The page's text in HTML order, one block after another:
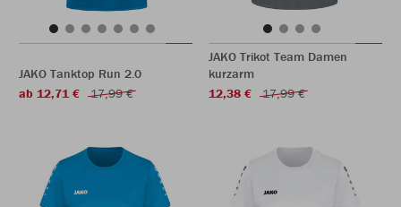
JAKO Tanktop Run 2.0
ab 12,71 €
17,99 €
JAKO Trikot Team Damen
kurzarm
12,38 €
17,99 €